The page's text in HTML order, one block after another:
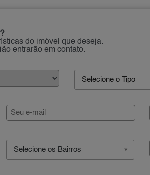
do imóvel que deseja.
entrarão em contato.
Selecione o Tipo
Selecione os Bairros